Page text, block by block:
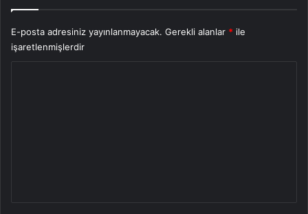
E-posta adresiniz yayınlanmayacak. Gerekli alanlar * ile
işaretlenmişlerdir